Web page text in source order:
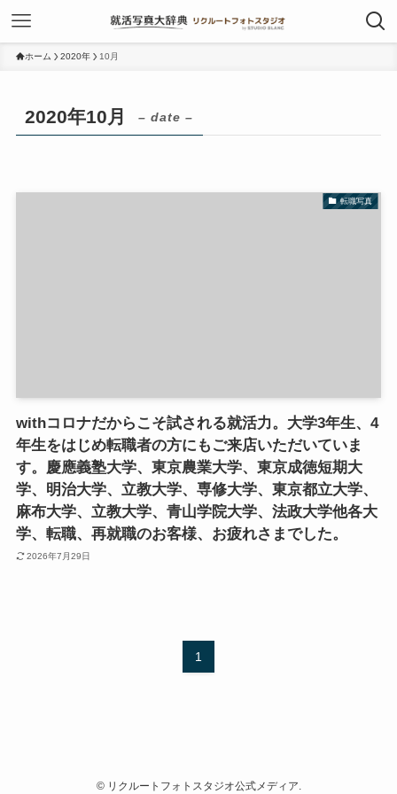
ホーム 2020年 10月
2020年10月 – date –
転職写真
withコロナだからこそ試される就活力。大学3年生、4
年生をはじめ転職者の方にもご来店いただいていま
す。慶應義塾大学、東京農業大学、東京成徳短期大
学、明治大学、立教大学、専修大学、東京都立大学、
麻布大学、立教大学、青山学院大学、法政大学他各大
学、転職、再就職のお客様、お疲れさまでした。
2026年7月29日
1
©リクルートフォトスタジオ公式メディア.